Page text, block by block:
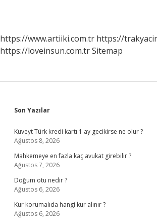
https://www.artiiki.com.tr https://
https://loveinsun.com.trSitemap
Sidebar
Son Yazılar
Kuveyt Türk kredi kartı 1 ay gecikirse ne olur ?
Ağustos 8, 2026
Mahkemeye en fazla kaç avukat girebilir ?
Ağustos 7, 2026
Doğum otu nedir ?
Ağustos 6, 2026
Kur korumalıda hangi kur alınır ?
Ağustos 6, 2026